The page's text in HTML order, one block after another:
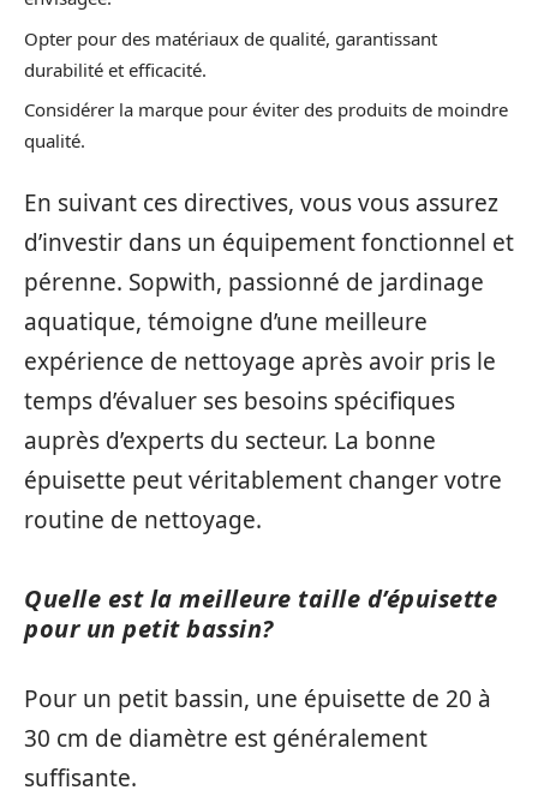
Opter pour des matériaux de qualité, garantissant
durabilité et efficacité.
Considérer la marque pour éviter des produits de moindre
qualité.
En suivant ces directives, vous vous assurez
d’investir dans un équipement fonctionnel et
pérenne. Sopwith, passionné de jardinage
aquatique, témoigne d’une meilleure
expérience de nettoyage après avoir pris le
temps d’évaluer ses besoins spécifiques
auprès d’experts du secteur. La bonne
épuisette peut véritablement changer votre
routine de nettoyage.
Quelle est la meilleure taille d’épuisette
pour un petit bassin?
Pour un petit bassin, une épuisette de 20 à
30 cm de diamètre est généralement
suffisante.